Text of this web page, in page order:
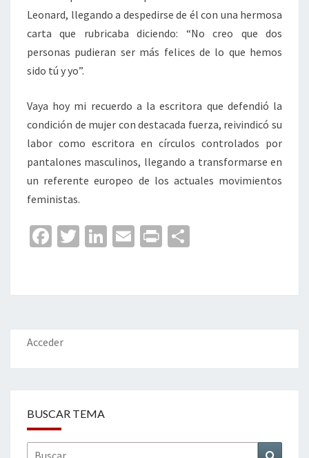
Leonard, llegando a despedirse de él con una hermosa
carta que rubricaba diciendo: “No creo que dos
personas pudieran ser más felices de lo que hemos
sido tú y yo”.
Vaya hoy mi recuerdo a la escritora que defendió la
condición de mujer con destacada fuerza, reivindicó su
labor como escritora en círculos controlados por
pantalones masculinos, llegando a transformarse en
un referente europeo de los actuales movimientos
feministas.
Fa
o
o
k
T
er
Li
dI
n
E
l
Pr
p
ar
Acceder
BUSCAR TEMA
Buscar